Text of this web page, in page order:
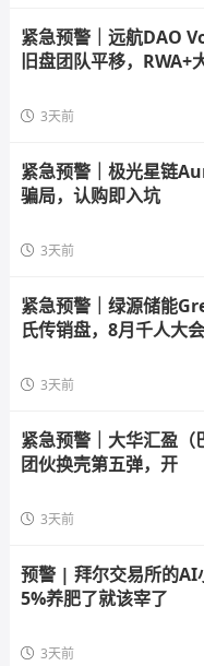
紧急预警｜远航DAO
旧盘团队平移，RWA+
3天前
紧急预警｜极光星链
骗局，认购即入坑
3天前
紧急预警｜绿源储能
氏传销盘，8月千人大
3天前
紧急预警｜大华汇盈（
团伙换壳第五弹，开
3天前
预警 | 拜尔交易所的AI
5%养肥了就该宰了
3天前